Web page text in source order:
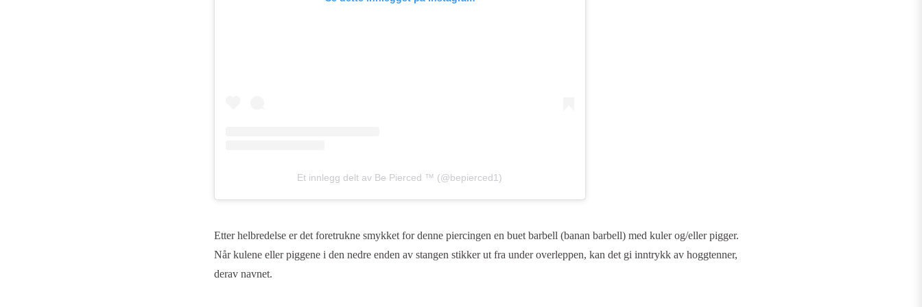
Et innlegg delt av Be Pierced ™️ (@bepierced1)
Etter helbredelse er det foretrukne smykket for denne piercingen en buet barbell (banan barbell) med kuler og/eller pigger.
Når kulene eller piggene i den nedre enden av stangen stikker ut fra under overleppen, kan det gi inntrykk av hoggtenner,
derav navnet.